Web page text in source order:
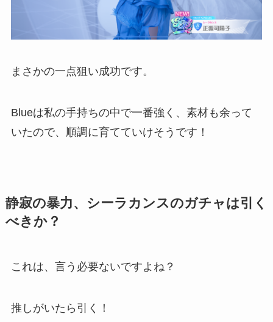
まさかの一点狙い成功です。
Blueは私の手持ちの中で一番強く、素材も余って
いたので、順調に育てていけそうです！
静寂の暴力、シーラカンスのガチャは引く
べきか？
これは、言う必要ないですよね？
推しがいたら引く！